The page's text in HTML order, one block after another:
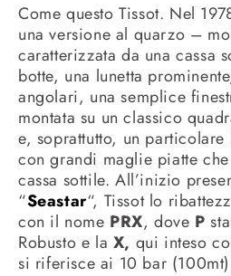
Come questo Tissot. Nel
una versione al quarzo –
caratterizzata da una cassa
botte, una lunetta
angolari, una semplice
montata su un classico
e, soprattutto, un
con grandi maglie piatte
cassa sottile. All’inizio
“Seastar“, Tissot lo
con il nome PRX, dove P
Robusto e la X, qui inteso
si riferisce ai 10 bar